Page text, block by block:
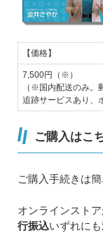
【価格】
7,500円（※）
（※国内配送のみ。
追跡サービスあり、
ご購入はこ
ご購入手続きは簡
オンラインスト
行振込いずれにも